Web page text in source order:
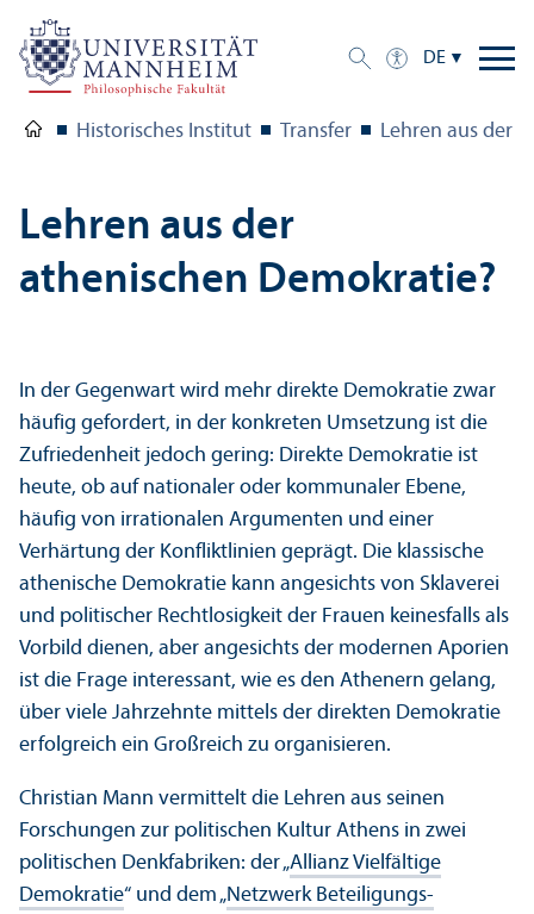
DE
Historisches Institut Trans­fer Lehren aus der
Lehren aus der
athenischen Demokratie?
In der Gegenwart wird mehr direkte Demokratie zwar
häufig gefordert, in der konkreten Umsetzung ist die
Zufriedenheit jedoch gering: Direkte Demokratie ist
heute, ob auf nationaler oder kommunaler Ebene,
häufig von irrationalen Argumenten und einer
Verhärtung der Konfliktlinien geprägt. Die klassische
athenische Demokratie kann angesichts von Sklaverei
und politischer Rechtlosigkeit der Frauen keinesfalls als
Vorbild dienen, aber angesichts der modernen Aporien
ist die Frage interessant, wie es den Athenern gelang,
über viele Jahrzehnte mittels der direkten Demokratie
erfolgreich ein Großreich zu organisieren.
Christian Mann vermittelt die Lehren aus seinen
Forschungen zur politischen Kultur Athens in zwei
politischen Denkfabriken: der „Allianz Vielfältige
Demokratie“ und dem „Netzwerk Beteiligungs­